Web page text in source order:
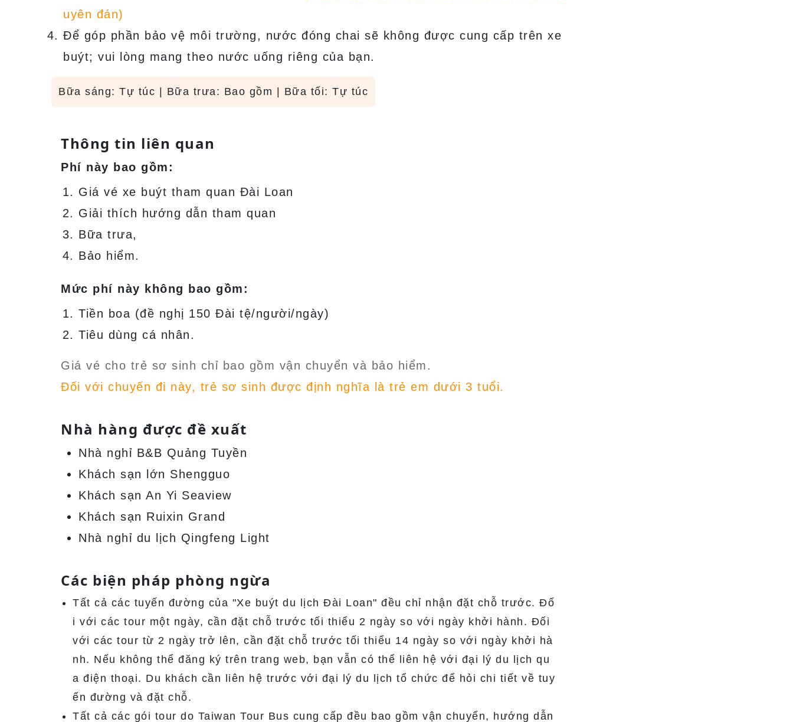
uyên đán)
Để góp phần bảo vệ môi trường, nước đóng chai sẽ không được cung cấp trên xe
buýt; vui lòng mang theo nước uống riêng của bạn.
Bữa sáng: Tự túc | Bữa trưa: Bao gồm | Bữa tối: Tự túc
Thông tin liên quan
Phí này bao gồm:
Giá vé xe buýt tham quan Đài Loan
Giải thích hướng dẫn tham quan
Bữa trưa,
Bảo hiểm.
Mức phí này không bao gồm:
Tiền boa (đề nghị 150 Đài tệ/người/ngày)
Tiêu dùng cá nhân.
Giá vé cho trẻ sơ sinh chỉ bao gồm vận chuyển và bảo hiểm.
Đối với chuyến đi này, trẻ sơ sinh được định nghĩa là trẻ em dưới 3 tuổi.
Nhà hàng được đề xuất
Nhà nghỉ B&B Quảng Tuyền
Khách sạn lớn Shengguo
Khách sạn An Yi Seaview
Khách sạn Ruixin Grand
Nhà nghỉ du lịch Qingfeng Light
Các biện pháp phòng ngừa
Tất cả các tuyến đường của "Xe buýt du lịch Đài Loan" đều chỉ nhận đặt chỗ trước. Đố
i với các tour một ngày, cần đặt chỗ trước tối thiểu 2 ngày so với ngày khởi hành. Đối
với các tour từ 2 ngày trở lên, cần đặt chỗ trước tối thiểu 14 ngày so với ngày khởi hà
nh. Nếu không thể đăng ký trên trang web, bạn vẫn có thể liên hệ với đại lý du lịch qu
a điện thoại. Du khách cần liên hệ trước với đại lý du lịch tổ chức để hỏi chi tiết về tuy
ến đường và đặt chỗ.
Tất cả các gói tour do Taiwan Tour Bus cung cấp đều bao gồm vận chuyển, hướng dẫn